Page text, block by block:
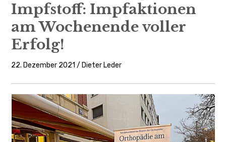
Impfstoff: Impfaktionen
am Wochenende voller
Erfolg!
22. Dezember 2021 / Dieter Leder